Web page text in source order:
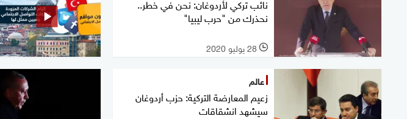
نائب تركي لأردوغان: نحن في خطر..
نحذرك من "حرب ليبيا"
l 28 يوليو 2020
عالم
زعيم المعارضة التركية: حزب أردوغان
سيشهد انشقاقات